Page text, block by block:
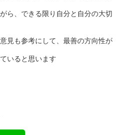
ら、できる限り自分と自分の大切
見も参考にして、最善の方向性が
いると思います